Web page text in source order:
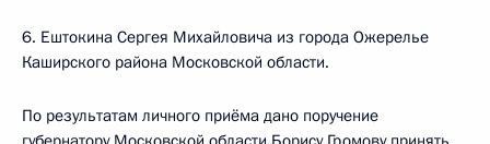
6. Ештокина Сергея Михайловича из города Ожерелье
Каширского района Московской области.
По результатам личного приёма дано поручение